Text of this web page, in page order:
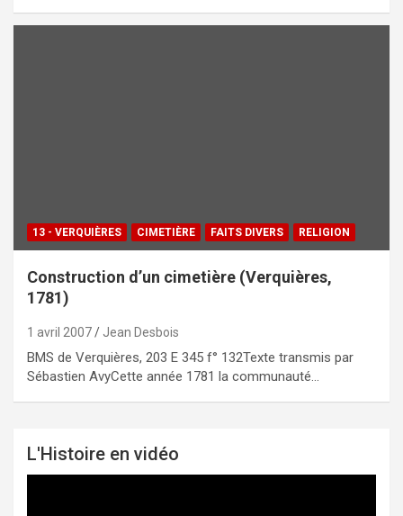
13 - VERQUIÈRES CIMETIÈRE FAITS DIVERS RELIGION
Construction d’un cimetière (Verquières,
1781)
1 avril 2007 Jean Desbois
BMS de Verquières, 203 E 345 f° 132Texte transmis par
Sébastien AvyCette année 1781 la communauté…
L'Histoire en vidéo